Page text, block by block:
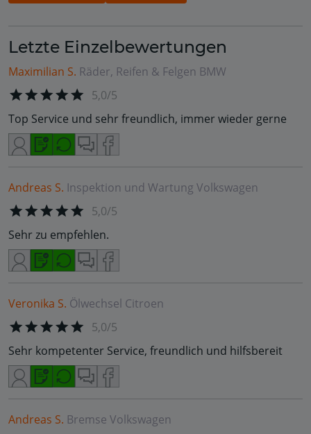
Letzte Einzelbewertungen
Maximilian S. Räder, Reifen & Felgen BMW
5,0/5
Top Service und sehr freundlich, immer wieder gerne
Andreas S. Inspektion und Wartung Volkswagen
5,0/5
Sehr zu empfehlen.
Veronika S. Ölwechsel Citroen
5,0/5
Sehr kompetenter Service, freundlich und hilfsbereit
Andreas S. Bremse Volkswagen